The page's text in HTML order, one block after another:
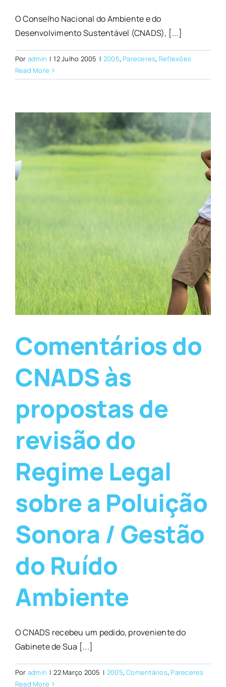
O Conselho Nacional do Ambiente e do
Desenvolvimento Sustentável (CNADS), [...]
Por admin | 12 Julho 2005 | 2005, Pareceres, Reflexões
Read More
Comentários do
CNADS às
propostas de
revisão do
Regime Legal
sobre a Poluição
Sonora / Gestão
do Ruído
Ambiente
O CNADS recebeu um pedido, proveniente do
Gabinete de Sua [...]
Por admin | 22 Março 2005 | 2005,Comentários, Pareceres
Read More